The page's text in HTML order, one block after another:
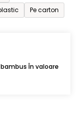
Pe carton
În valoare